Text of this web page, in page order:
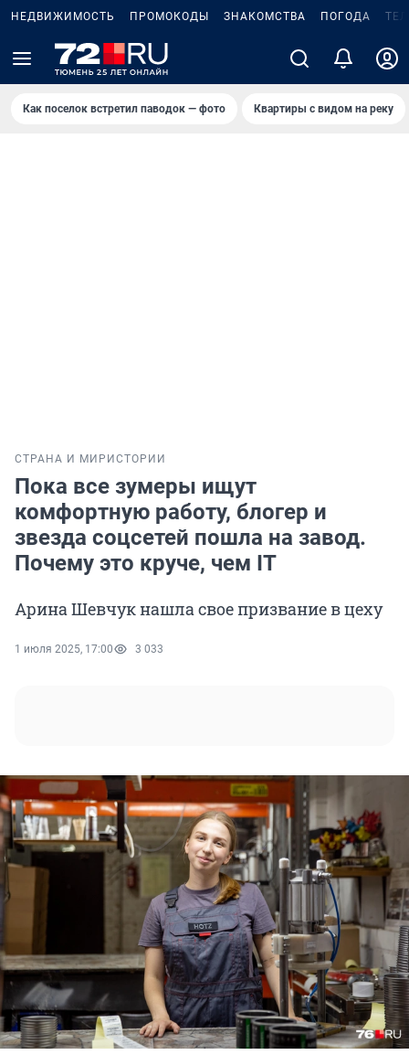
НЕДВИЖИМОСТЬ ПРОМОКОДЫ ЗНАКОМСТВА ПОГОДА
Как поселок встретил паводок — фото Квартиры с видом на реку
СТРАНА И МИР ИСТОРИИ
Пока все зумеры ищут
комфортную работу, блогер и
звезда соцсетей пошла на завод.
Почему это круче, чем IT
Арина Шевчук нашла свое призвание в цеху
1 июля 2025, 17:00 3 033